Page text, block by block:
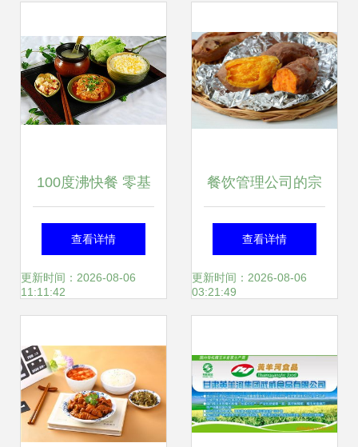
100度沸快餐 零基
础低门槛，开店即
盈利究竟依赖哪些
查看详情
更新时间：2026-08-06
11:11:42
餐饮管理公司的宗
旨与实践意义
查看详情
更新时间：2026-08-06
03:21:49